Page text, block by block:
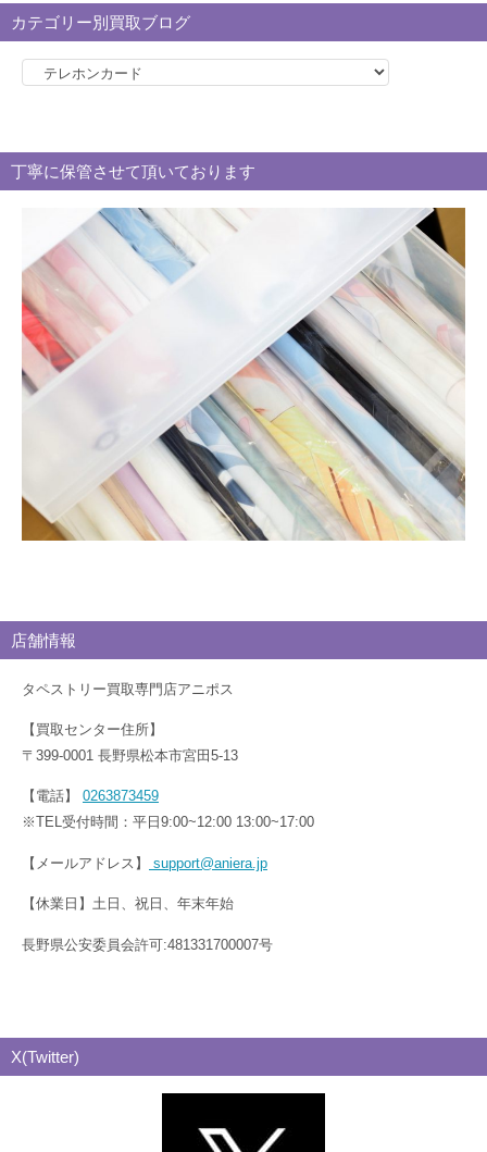
カテゴリー別買取ブログ
リ
ー
ロ
グ
丁寧に保管させて頂いております
店舗情報
タペストリー買取専門店アニポス
【買取センター住所】
〒399-0001 長野県松本市宮田5-13
【電話】 0263873459
※TEL受付時間：平日9:00~12:00 13:00~17:00
【メールアドレス】 support@aniera.jp
【休業日】土日、祝日、年末年始
長野県公安委員会許可:481331700007号
X(Twitter)